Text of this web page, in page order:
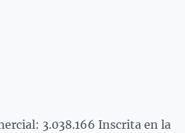
3.038.166 Inscrita en la